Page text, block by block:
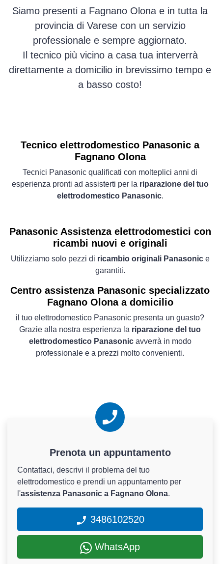
Siamo presenti a Fagnano Olona e in tutta la
provincia di Varese con un servizio
professionale e sempre aggiornato.
Il tecnico più vicino a casa tua interverrà
direttamente a domicilio in brevissimo tempo e
a basso costo!
Tecnico elettrodomestico Panasonic a
Fagnano Olona
Tecnici Panasonic qualificati con molteplici anni di
esperienza pronti ad assisterti per la riparazione del tuo
elettrodomestico Panasonic.
Panasonic Assistenza elettrodomestici con
ricambi nuovi e originali
Utilizziamo solo pezzi di ricambio originali Panasonice
garantiti.
Centro assistenza Panasonic specializzato
Fagnano Olona a domicilio
il tuo elettrodomestico Panasonic presenta un guasto?
Grazie alla nostra esperienza la riparazione del tuo
elettrodomestico Panasonicavverrà in modo
professionale e a prezzi molto convenienti.
Prenota un appuntamento
Contattaci, descrivi il problema del tuo
elettrodomestico e prendi un appuntamento per
l'assistenza Panasonic a Fagnano Olona.
3486102520
WhatsApp